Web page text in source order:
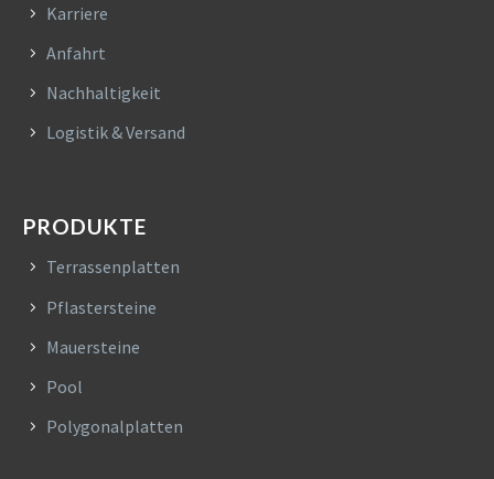
Karriere
Anfahrt
Nachhaltigkeit
Logistik & Versand
PRODUKTE
Terrassenplatten
Pflastersteine
Mauersteine
Pool
Polygonalplatten